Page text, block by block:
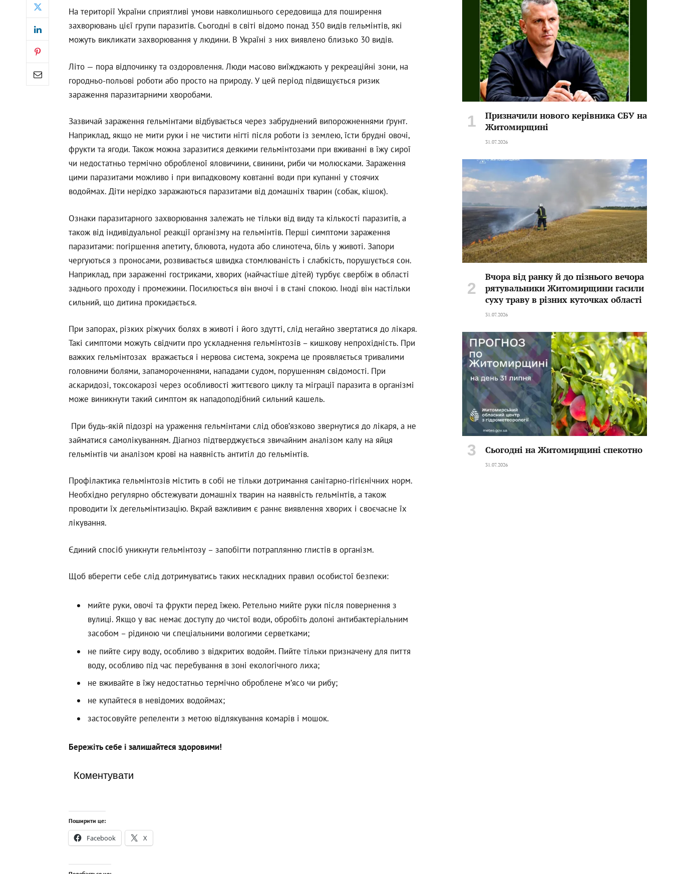
На території України сприятливі умови навколишнього середовища для поширення
захворювань цієї групи паразитів. Сьогодні в світі відомо понад 350 видів гельмінтів, які
можуть викликати захворювання у людини. В Україні з них виявлено близько 30 видів.
Літо — пора відпочинку та оздоровлення. Люди масово виїжджають у рекреаційні зони, на
городньо-польові роботи або просто на природу. У цей період підвищується ризик
зараження паразитарними хворобами.
Зазвичай зараження гельмінтами відбувається через забруднений випорожненнями ґрунт.
Наприклад, якщо не мити руки і не чистити нігті після роботи із землею, їсти брудні овочі,
фрукти та ягоди. Також можна заразитися деякими гельмінтозами при вживанні в їжу сирої
чи недостатньо термічно обробленої яловичини, свинини, риби чи молюсками. Зараження
цими паразитами можливо і при випадковому ковтанні води при купанні у стоячих
водоймах. Діти нерідко заражаються паразитами від домашніх тварин (собак, кішок).
Ознаки паразитарного захворювання залежать не тільки від виду та кількості паразитів, а
також від індивідуальної реакції організму на гельмінтів. Перші симптоми зараження
паразитами: погіршення апетиту, блювота, нудота або слинотеча, біль у животі. Запори
чергуються з проносами, розвивається швидка стомлюваність і слабкість, порушується сон.
Наприклад, при зараженні гостриками, хворих (найчастіше дітей) турбує свербіж в області
заднього проходу і промежини. Посилюється він вночі і в стані спокою. Іноді він настільки
сильний, що дитина прокидається.
При запорах, різких ріжучих болях в животі і його здутті, слід негайно звертатися до лікаря.
Такі симптоми можуть свідчити про ускладнення гельмінтозів – кишкову непрохідність. При
важких гельмінтозах вражається і нервова система, зокрема це проявляється тривалими
головними болями, запамороченнями, нападами судом, порушенням свідомості. При
аскаридозі, токсокарозі через особливості життєвого циклу та міграції паразита в організмі
може виникнути такий симптом як нападоподібний сильний кашель.
При будь-якій підозрі на ураження гельмінтами слід обов’язково звернутися до лікаря, а не
займатися самолікуванням. Діагноз підтверджується звичайним аналізом калу на яйця
гельмінтів чи аналізом крові на наявність антитіл до гельмінтів.
Профілактика гельмінтозів містить в собі не тільки дотримання санітарно-гігієнічних норм.
Необхідно регулярно обстежувати домашніх тварин на наявність гельмінтів, а також
проводити їх дегельмінтизацію. Вкрай важливим є раннє виявлення хворих і своєчасне їх
лікування.
Єдиний спосіб уникнути гельмінтозу – запобігти потраплянню глистів в організм.
Щоб вберегти себе слід дотримуватись таких нескладних правил особистої безпеки:
мийте руки, овочі та фрукти перед їжею. Ретельно мийте руки після повернення з
вулиці. Якщо у вас немає доступу до чистої води, обробіть долоні антибактеріальним
засобом – рідиною чи спеціальними вологими серветками;
не пийте сиру воду, особливо з відкритих водойм. Пийте тільки призначену для пиття
воду, особливо під час перебування в зоні екологічного лиха;
не вживайте в їжу недостатньо термічно оброблене м’ясо чи рибу;
не купайтеся в невідомих водоймах;
застосовуйте репеленти з метою відлякування комарів і мошок.
Бережіть себе і залишайтеся здоровими!
Коментувати
Поширити це:
Facebook X
Призначили нового керівника СБУ на
Житомирщині
31.07.2026
Вчора від ранку й до пізнього вечора
рятувальники Житомирщини гасили
суху траву в різних куточках області
31.07.2026
Сьогодні на Житомирщині спекотно
31.07.2026